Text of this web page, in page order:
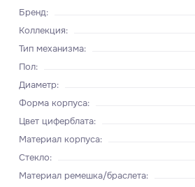
Бренд:
Коллекция:
Тип механизма:
Пол:
Диаметр:
Форма корпуса:
Цвет циферблата:
Материал корпуса:
Стекло:
Материал ремешка/браслета: